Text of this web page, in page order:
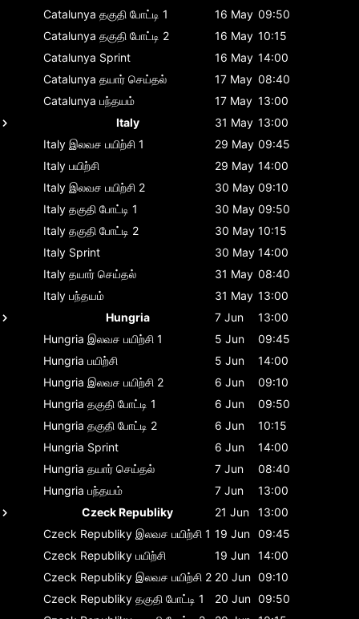
Catalunya தகுதி போட்டி 1 16 May 09:50
Catalunya தகுதி போட்டி 2 16 May 10:15
Catalunya Sprint 16 May 14:00
Catalunya தயார் செய்தல் 17 May 08:40
Catalunya பந்தயம் 17 May 13:00
Italy
31 May 13:00
Italy இலவச பயிற்சி 1 29 May 09:45
Italy பயிற்சி 29 May 14:00
Italy இலவச பயிற்சி 2 30 May 09:10
Italy தகுதி போட்டி 1 30 May 09:50
Italy தகுதி போட்டி 2 30 May 10:15
Italy Sprint 30 May 14:00
Italy தயார் செய்தல் 31 May 08:40
Italy பந்தயம் 31 May 13:00
Hungria
7 Jun
13:00
Hungria இலவச பயிற்சி 1 5 Jun
09:45
Hungria பயிற்சி 5 Jun
14:00
Hungria இலவச பயிற்சி 2 6 Jun
09:10
Hungria தகுதி போட்டி 1 6 Jun
09:50
Hungria தகுதி போட்டி 2 6 Jun
10:15
Hungria Sprint 6 Jun
14:00
Hungria தயார் செய்தல் 7 Jun
08:40
Hungria பந்தயம் 7 Jun
13:00
Czeck Republiky
21 Jun
13:00
Czeck Republiky இலவச பயிற்சி 1 19 Jun 09:45
Czeck Republiky பயிற்சி 19 Jun 14:00
Czeck Republiky இலவச பயிற்சி 2 20 Jun 09:10
Czeck Republiky தகுதி போட்டி 1 20 Jun 09:50